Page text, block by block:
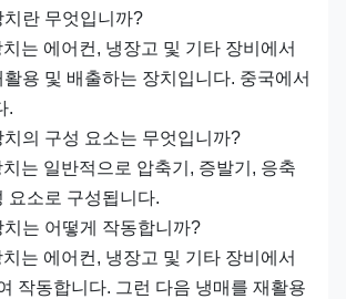
란 무엇입니까?
는 에어컨, 냉장고 및 기타 장비에서
용 및 배출하는 장치입니다. 중국에서
.
의 구성 요소는 무엇입니까?
는 일반적으로 압축기, 증발기, 응축
요소로 구성됩니다.
는 어떻게 작동합니까?
는 에어컨, 냉장고 및 기타 장비에서
작동합니다. 그런 다음 냉매를 재활용